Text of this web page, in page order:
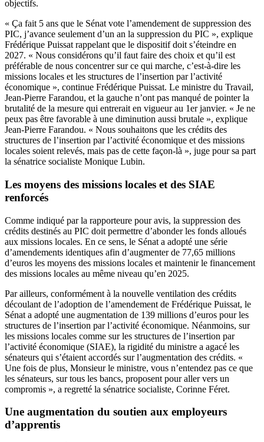
objectifs.
« Ça fait 5 ans que le Sénat vote l’amendement de suppression des
PIC, j’avance seulement d’un an la suppression du PIC », explique
Frédérique Puissat rappelant que le dispositif doit s’éteindre en
2027. « Nous considérons qu’il faut faire des choix et qu’il est
préférable de nous concentrer sur ce qui marche, c’est-à-dire les
missions locales et les structures de l’insertion par l’activité
économique », continue Frédérique Puissat. Le ministre du Travail,
Jean-Pierre Farandou, et la gauche n’ont pas manqué de pointer la
brutalité de la mesure qui entrerait en vigueur au 1er janvier. « Je ne
peux pas être favorable à une diminution aussi brutale », explique
Jean-Pierre Farandou. « Nous souhaitons que les crédits des
structures de l’insertion par l’activité économique et des missions
locales soient relevés, mais pas de cette façon-là », juge pour sa part
la sénatrice socialiste Monique Lubin.
Les moyens des missions locales et des SIAE
renforcés
Comme indiqué par la rapporteure pour avis, la suppression des
crédits destinés au PIC doit permettre d’abonder les fonds alloués
aux missions locales. En ce sens, le Sénat a adopté une série
d’amendements identiques afin d’augmenter de 77,65 millions
d’euros les moyens des missions locales et maintenir le financement
des missions locales au même niveau qu’en 2025.
Par ailleurs, conformément à la nouvelle ventilation des crédits
découlant de l’adoption de l’amendement de Frédérique Puissat, le
Sénat a adopté une augmentation de 139 millions d’euros pour les
structures de l’insertion par l’activité économique. Néanmoins, sur
les missions locales comme sur les structures de l’insertion par
l’activité économique (SIAE), la rigidité du ministre a agacé les
sénateurs qui s’étaient accordés sur l’augmentation des crédits. «
Une fois de plus, Monsieur le ministre, vous n’entendez pas ce que
les sénateurs, sur tous les bancs, proposent pour aller vers un
compromis », a regretté la sénatrice socialiste, Corinne Féret.
Une augmentation du soutien aux employeurs
d’apprentis